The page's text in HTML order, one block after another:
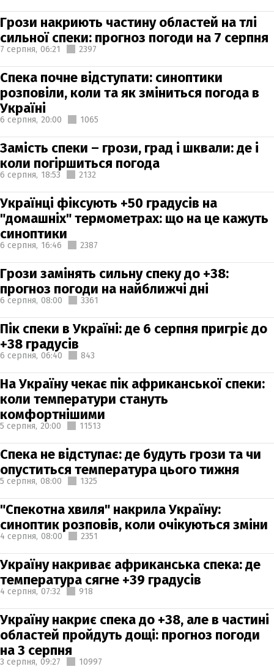
Грози накриють частину областей на тлі
сильної спеки: прогноз погоди на 7 серпня
7 серпня, 06:21 2397
Спека почне відступати: синоптики
розповіли, коли та як зміниться погода в
Україні
6 серпня, 20:00 1065
Замість спеки – грози, град і шквали: де і
коли погіршиться погода
6 серпня, 18:53 2132
Українці фіксують +50 градусів на
"домашніх" термометрах: що на це кажуть
синоптики
6 серпня, 16:46 2387
Грози замінять сильну спеку до +38:
прогноз погоди на найближчі дні
6 серпня, 08:00 3361
Пік спеки в Україні: де 6 серпня пригріє до
+38 градусів
6 серпня, 06:40 843
На Україну чекає пік африканської спеки:
коли температури стануть
комфортнішими
5 серпня, 20:00 11513
Спека не відступає: де будуть грози та чи
опуститься температура цього тижня
5 серпня, 08:00 1325
"Спекотна хвиля" накрила Україну:
синоптик розповів, коли очікуються зміни
4 серпня, 08:00 2351
Україну накриває африканська спека: де
температура сягне +39 градусів
4 серпня, 07:32 918
Україну накриє спека до +38, але в частині
областей пройдуть дощі: прогноз погоди
на 3 серпня
3 серпня, 09:27 10997